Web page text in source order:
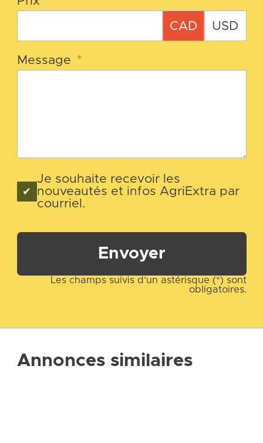
CAD USD
Message *
Je souhaite recevoir les
nouveautés et infos AgriExtra par
courriel.
Envoyer
Les champs suivis d’un astérisque (*) sont
obligatoires.
Annonces similaires